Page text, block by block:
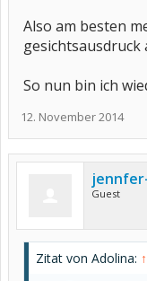
Also am besten
gesichtsausdruck
So nun bin ich
12. November 2014
Guest
Zitat von Adolina: ↑